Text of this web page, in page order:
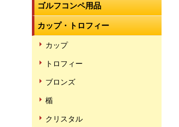
ゴルフコンペ用品
カップ・トロフィー
カップ
トロフィー
ブロンズ
楯
クリスタル